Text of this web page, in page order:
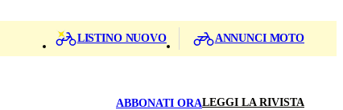
LISTINO NUOVO ANNUNCI MOTO
ABBONATI ORALEGGI LA RIVISTA